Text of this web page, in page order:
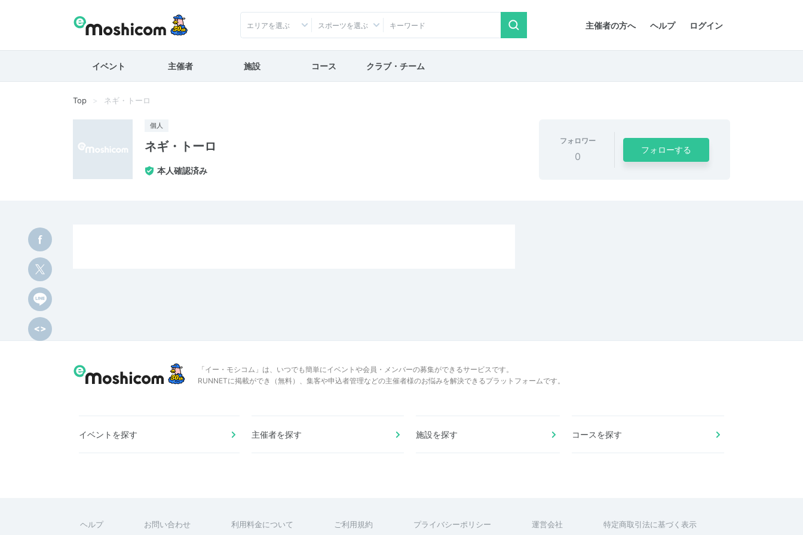
主催者の方へ ヘルプ ログイン
エリアを選ぶ スポーツを選ぶ
イベント 主催者 施設 コース クラブ・チーム
Top ネギ・トーロ
個人
ネギ・トーロ
本人確認済み
フォロワー
0
フォローする
「イー・モシコム」は、いつでも簡単にイベントや会員・メンバーの募集ができるサービスです。
RUNNETに掲載ができ（無料）、集客や申込者管理などの主催者様のお悩みを解決できるプラットフォームです。
イベントを探す 主催者を探す 施設を探す コースを探す
ヘルプ お問い合わせ 利用料金について ご利用規約 プライバシーポリシー 運営会社 特定商取引法に基づく表示